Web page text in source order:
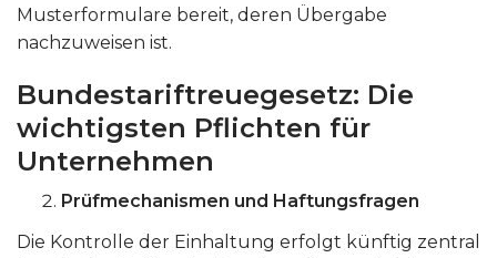
Musterformulare bereit, deren Übergabe
nachzuweisen ist.
Bundestariftreuegesetz: Die
wichtigsten Pflichten für
Unternehmen
Prüfmechanismen und Haftungsfragen
Die Kontrolle der Einhaltung erfolgt künftig zentral